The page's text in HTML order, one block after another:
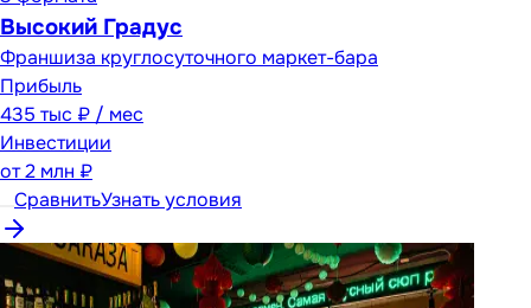
Высокий Градус
Франшиза круглосуточного маркет-бара
Прибыль
435 тыс ₽ / мес
Инвестиции
от2 млн ₽
СравнитьУзнать условия